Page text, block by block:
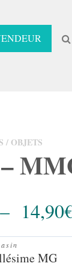
/ OBJETS
– 14,90
MG